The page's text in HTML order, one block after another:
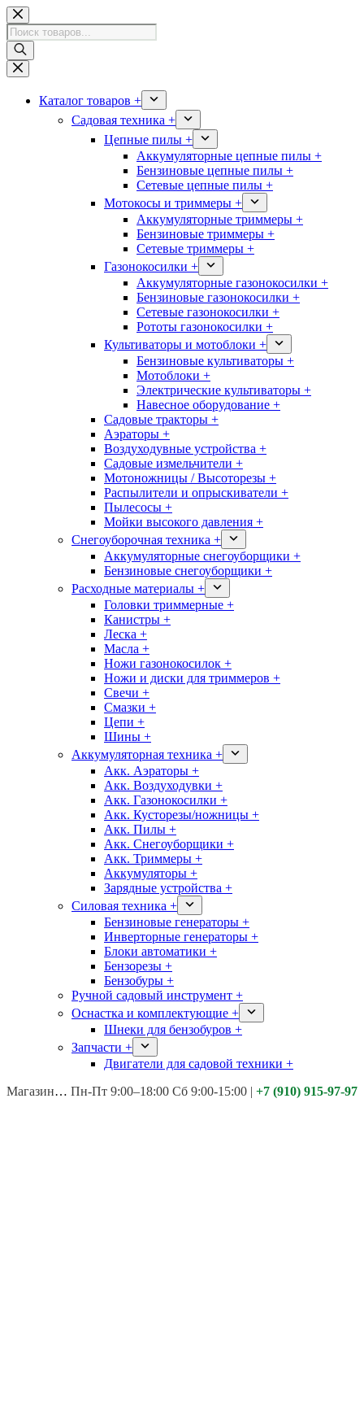
Перейти
к
сути
Поиск
товаров
Каталог товаров +
Садовая техника +
Цепные пилы +
Аккумуляторные цепные пилы +
Бензиновые цепные пилы +
Сетевые цепные пилы +
Мотокосы и триммеры +
Аккумуляторные триммеры +
Бензиновые триммеры +
Сетевые триммеры +
Газонокосилки +
Аккумуляторные газонокосилки +
Бензиновые газонокосилки +
Сетевые газонокосилки +
Рототы газонокосилки +
Культиваторы и мотоблоки +
Бензиновые культиваторы +
Мотоблоки +
Электрические культиваторы +
Навесное оборудование +
Садовые тракторы +
Аэраторы +
Воздуходувные устройства +
Садовые измельчители +
Мотоножницы / Высоторезы +
Распылители и опрыскиватели +
Пылесосы +
Мойки высокого давления +
Снегоуборочная техника +
Аккумуляторные снегоуборщики +
Бензиновые снегоуборщики +
Расходные материалы +
Головки триммерные +
Канистры +
Леска +
Масла +
Ножи газонокосилок +
Ножи и диски для триммеров +
Свечи +
Смазки +
Цепи +
Шины +
Аккумуляторная техника +
Акк. Аэраторы +
Акк. Воздуходувки +
Акк. Газонокосилки +
Акк. Кусторезы/ножницы +
Акк. Пилы +
Акк. Снегоуборщики +
Акк. Триммеры +
Аккумуляторы +
Зарядные устройства +
Силовая техника +
Бензиновые генераторы +
Инверторные генераторы +
Блоки автоматики +
Бензорезы +
Бензобуры +
Ручной садовый инструмент +
Оснастка и комплектующие +
Шнеки для бензобуров +
Запчасти +
Двигатели для садовой техники +
Магазины: Калуга ул. Московская д.113
Пн-Пт 9:00–18:00 Сб 9:00-15:00 | +7 (910) 915-97-97